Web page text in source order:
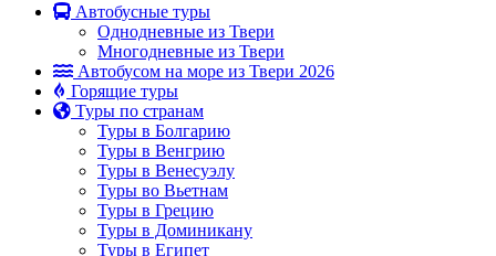
Автобусные туры
Однодневные из Твери
Многодневные из Твери
Автобусом на море из Твери 2026
Горящие туры
Туры по странам
Туры в Болгарию
Туры в Венгрию
Туры в Венесуэлу
Туры во Вьетнам
Туры в Грецию
Туры в Доминикану
Туры в Египет